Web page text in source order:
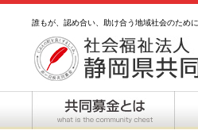
誰もが、認め合い、助け合う地域社会のため